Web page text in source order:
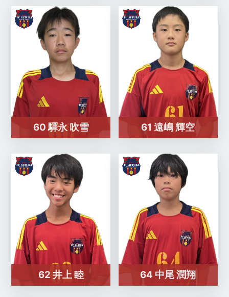
60 驛永 吹雪 61 遠嶋 輝空
62 井上 睦 64 中尾 潤翔